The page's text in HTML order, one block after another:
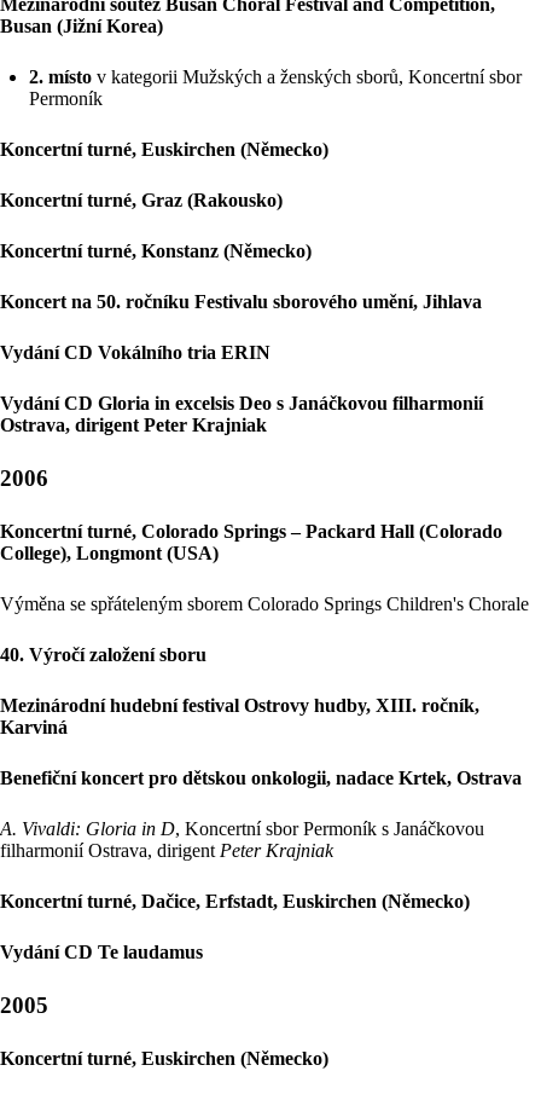
Busan (Jižní Korea)
2. místo v kategorii Mužských a ženských sborů, Koncertní sbor
Permoník
Koncertní turné, Euskirchen (Německo)
Koncertní turné, Graz (Rakousko)
Koncertní turné, Konstanz (Německo)
Koncert na 50. ročníku Festivalu sborového umění, Jihlava
Vydání CD Vokálního tria ERIN
Vydání CD Gloria in excelsis Deo s Janáčkovou filharmonií
Ostrava, dirigent Peter Krajniak
2006
Koncertní turné, Colorado Springs – Packard Hall (Colorado
College), Longmont (USA)
Výměna se spřáteleným sborem Colorado Springs Children's Chorale
40. Výročí založení sboru
Mezinárodní hudební festival Ostrovy hudby, XIII. ročník,
Karviná
Benefiční koncert pro dětskou onkologii, nadace Krtek, Ostrava
A. Vivaldi: Gloria in D, Koncertní sbor Permoník s Janáčkovou
filharmonií Ostrava, dirigent Peter Krajniak
Koncertní turné, Dačice, Erfstadt, Euskirchen (Německo)
Vydání CD Te laudamus
2005
Koncertní turné, Euskirchen (Německo)